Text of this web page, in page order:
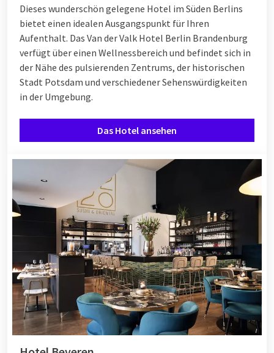
Dieses wunderschön gelegene Hotel im Süden Berlins
bietet einen idealen Ausgangspunkt für Ihren
Aufenthalt. Das Van der Valk Hotel Berlin Brandenburg
verfügt über einen Wellnessbereich und befindet sich in
der Nähe des pulsierenden Zentrums, der historischen
Stadt Potsdam und verschiedener Sehenswürdigkeiten
in der Umgebung.
Das Hotel ansehen